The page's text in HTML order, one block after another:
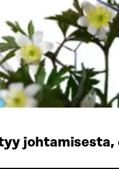
johtamisesta,